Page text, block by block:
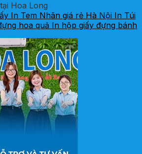
Hoa Long
In Tem Nhãn giá rẻ Hà Nội In Túi
hoa quả In hộp giấy đựng bánh